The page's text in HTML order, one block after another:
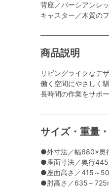
背座／パーシアンレ
キャスター／木質の
商品説明
リビングライクなデ
働く空間にやさしく
長時間の作業をサポ
サイズ・重量
●外寸法／幅680×奥
●座面寸法／奥行
●座面高さ／415～
●肘高さ／635～